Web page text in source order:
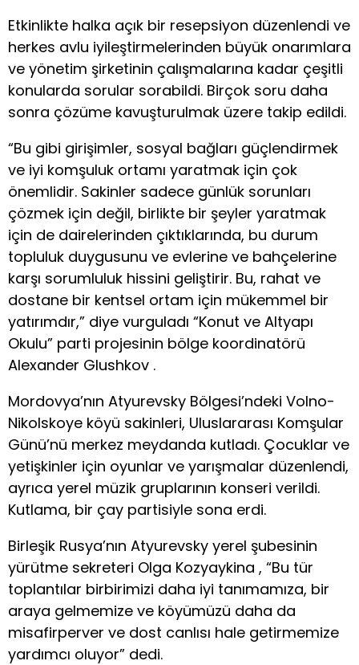
Etkinlikte halka açık bir resepsiyon düzenlendi ve
herkes avlu iyileştirmelerinden büyük onarımlara
ve yönetim şirketinin çalışmalarına kadar çeşitli
konularda sorular sorabildi. Birçok soru daha
sonra çözüme kavuşturulmak üzere takip edildi.
“Bu gibi girişimler, sosyal bağları güçlendirmek
ve iyi komşuluk ortamı yaratmak için çok
önemlidir. Sakinler sadece günlük sorunları
çözmek için değil, birlikte bir şeyler yaratmak
için de dairelerinden çıktıklarında, bu durum
topluluk duygusunu ve evlerine ve bahçelerine
karşı sorumluluk hissini geliştirir. Bu, rahat ve
dostane bir kentsel ortam için mükemmel bir
yatırımdır,” diye vurguladı “Konut ve Altyapı
Okulu” parti projesinin bölge koordinatörü
Alexander Glushkov .
Mordovya’nın Atyurevsky Bölgesi’ndeki Volno-
Nikolskoye köyü sakinleri, Uluslararası Komşular
Günü’nü merkez meydanda kutladı. Çocuklar ve
yetişkinler için oyunlar ve yarışmalar düzenlendi,
ayrıca yerel müzik gruplarının konseri verildi.
Kutlama, bir çay partisiyle sona erdi.
Birleşik Rusya’nın Atyurevsky yerel şubesinin
yürütme sekreteri Olga Kozyaykina , “Bu tür
toplantılar birbirimizi daha iyi tanımamıza, bir
araya gelmemize ve köyümüzü daha da
misafirperver ve dost canlısı hale getirmemize
yardımcı oluyor” dedi.